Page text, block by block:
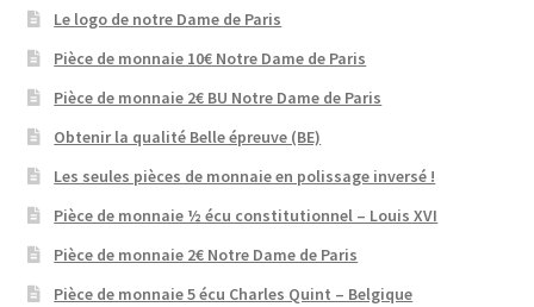
Le logo de notre Dame de Paris
Pièce de monnaie 10€ Notre Dame de Paris
Pièce de monnaie 2€ BU Notre Dame de Paris
Obtenir la qualité Belle épreuve (BE)
Les seules pièces de monnaie en polissage inversé !
Pièce de monnaie ½ écu constitutionnel – Louis XVI
Pièce de monnaie 2€ Notre Dame de Paris
Pièce de monnaie 5 écu Charles Quint – Belgique